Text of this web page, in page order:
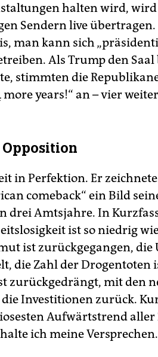
halten wird, wird
Sendern live
man kann sich
Als Trump den
stimmten die
years!“ an – vier
Opposition
in Perfektion. Er
comeback“ ein Bild
drei Amtsjahre. In
ist so niedrig
ist zurückgegangen, die
die Zahl der Drogentoten
zurückgedrängt, mit den
Investitionen zurück.
Aufwärtstrend aller
ich meine